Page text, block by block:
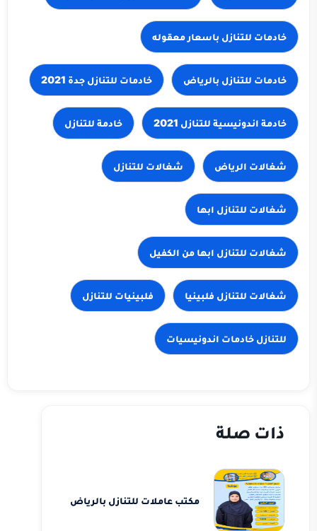
خادمات للتنازل باسعار معقوله
خادمات للتنازل جدة 2021
خادمة للتنازل
شغالات الرياض شغالات للتنازل
شغالات للتنازل ابها
شغالات للتنازل ابها من الكفيل
شغالات للتنازل فلبينيا فلبينيات للتنازل
للتنازل خادمات اندونيسيات
ذات صلة
مكتب عاملات للتنازل بالرياض